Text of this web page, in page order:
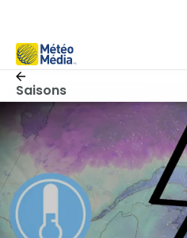
Saisons